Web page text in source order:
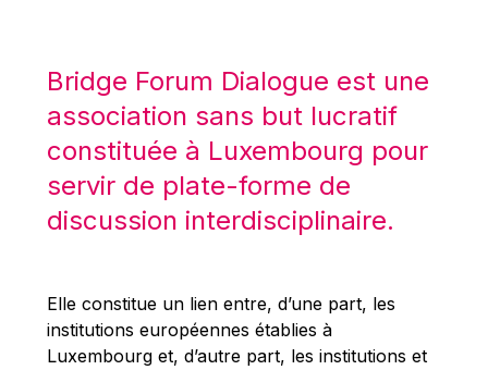
Mario Centeno
Mario Monti
Maroš ŠEFČOVIČ
Martin Bailey
Martine Reicherts
Michael Sohlman
Michel Goedert
Bridge Forum Dialogue est une
association sans but lucratif
constituée à Luxembourg pour
servir de plate-forme de
discussion interdisciplinaire.
Elle constitue un lien entre, d’une part, les
institutions européennes établies à
Luxembourg et, d’autre part, les institutions et